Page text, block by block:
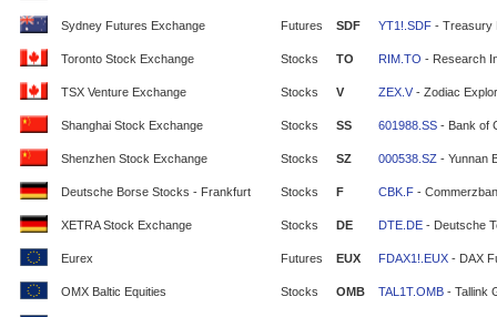
Sydney Futures Exchange Futures SDF YT1!.SDF - Treasury
Toronto Stock Exchange Stocks TO RIM.TO - Research
TSX Venture Exchange Stocks V ZEX.V - Zodiac
Shanghai Stock Exchange Stocks SS 601988.SS - Bank of
Shenzhen Stock Exchange Stocks SZ 000538.SZ - Yunnan
Deutsche Borse Stocks - Frankfurt Stocks F CBK.F -
XETRA Stock Exchange Stocks DE DTE.DE - Deutsche
Eurex Futures EUX FDAX1!.EUX - DAX
OMX Baltic Equities Stocks OMB TAL1T.OMB - Tallink